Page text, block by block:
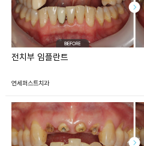
전치부 임플란트
연세퍼스트치과